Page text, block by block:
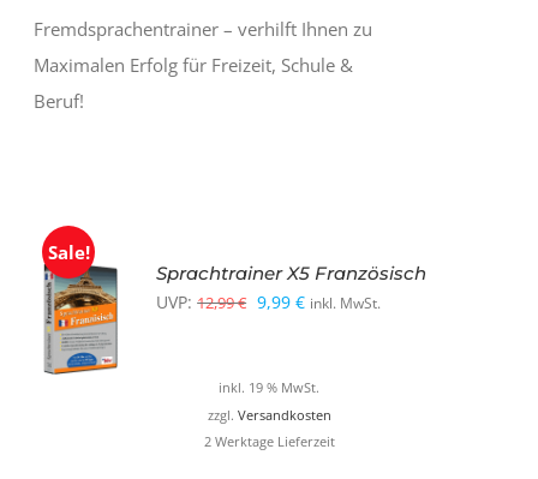
Fremdsprachentrainer – verhilft Ihnen zu
Maximalen Erfolg für Freizeit, Schule &
Beruf!
Sale!
IN DEN
WARENKORB
Sprachtrainer X5 Französisch
UVP: 12,99€ Ursprünglicher
9,99€Aktueller
inkl. MwSt.
inkl. 19 % MwSt.
zzgl. Versandkosten
2 Werktage Lieferzeit